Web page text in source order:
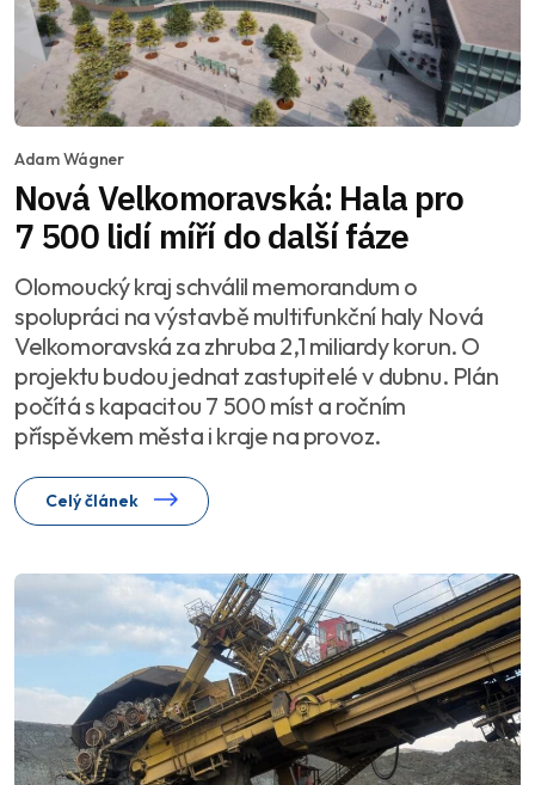
Adam Wágner
Nová Velkomoravská: Hala pro
7 500 lidí míří do další fáze
Olomoucký kraj schválil memorandum o
spolupráci na výstavbě multifunkční haly Nová
Velkomoravská za zhruba 2,1 miliardy korun. O
projektu budou jednat zastupitelé v dubnu. Plán
počítá s kapacitou 7 500 míst a ročním
příspěvkem města i kraje na provoz.
Celý článek